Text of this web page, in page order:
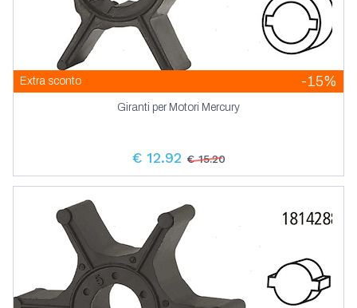
Extra sconto -15%
Giranti per Motori Mercury
€ 12.92 € 15.20